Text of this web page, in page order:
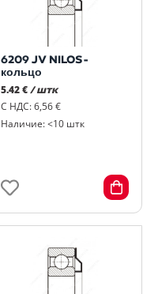
6209 JV NILOS-
кольцо
5.42 € / штк
С НДС: 6,56 €
Наличие: <10 штк